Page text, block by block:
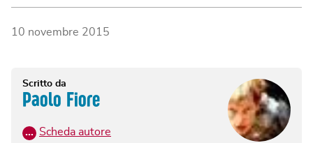
10 novembre 2015
Scritto da
Paolo Fiore
… Scheda autore